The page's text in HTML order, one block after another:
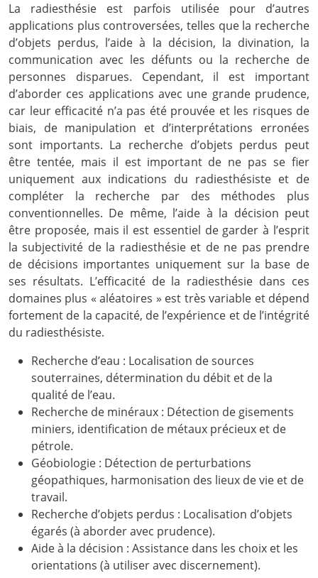
La radiesthésie est parfois utilisée pour d’autres
applications plus controversées, telles que la recherche
d’objets perdus, l’aide à la décision, la divination, la
communication avec les défunts ou la recherche de
personnes disparues. Cependant, il est important
d’aborder ces applications avec une grande prudence,
car leur efficacité n’a pas été prouvée et les risques de
biais, de manipulation et d’interprétations erronées
sont importants. La recherche d’objets perdus peut
être tentée, mais il est important de ne pas se fier
uniquement aux indications du radiesthésiste et de
compléter la recherche par des méthodes plus
conventionnelles. De même, l’aide à la décision peut
être proposée, mais il est essentiel de garder à l’esprit
la subjectivité de la radiesthésie et de ne pas prendre
de décisions importantes uniquement sur la base de
ses résultats. L’efficacité de la radiesthésie dans ces
domaines plus « aléatoires » est très variable et dépend
fortement de la capacité, de l’expérience et de l’intégrité
du radiesthésiste.
Recherche d’eau : Localisation de sources
souterraines, détermination du débit et de la
qualité de l’eau.
Recherche de minéraux : Détection de gisements
miniers, identification de métaux précieux et de
pétrole.
Géobiologie : Détection de perturbations
géopathiques, harmonisation des lieux de vie et de
travail.
Recherche d’objets perdus : Localisation d’objets
égarés (à aborder avec prudence).
Aide à la décision : Assistance dans les choix et les
orientations (à utiliser avec discernement).